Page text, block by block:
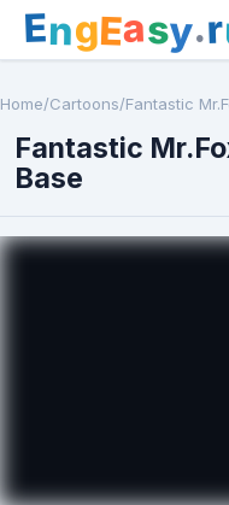
EngEasy.r
Home/Cartoons/Fantastic
Fantastic
Base